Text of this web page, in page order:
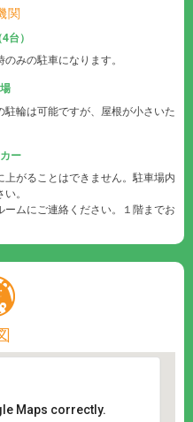
関
台）
みの駐車になります。
輪は可能ですが、屋根が小さいた
ー
がることはできません。駐車場内
。
ームにご連絡ください。１階までお
Maps correctly.